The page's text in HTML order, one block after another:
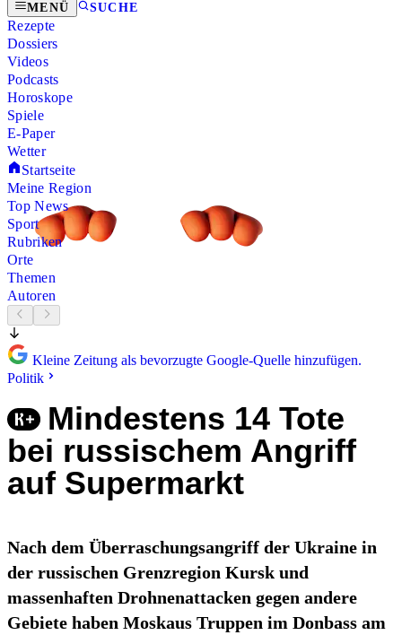
MENÜ SUCHE
Rezepte
Dossiers
Videos
Podcasts
Horoskope
Spiele
E-Paper
Wetter
Startseite
Meine Region
Top News
Sport
Rubriken
Orte
Themen
Autoren
Kleine Zeitung als bevorzugte Google-Quelle hinzufügen.
Politik
Mindestens 14 Tote
bei russischem Angriff
auf Supermarkt
Nach dem Überraschungsangriff der Ukraine in
der russischen Grenzregion Kursk und
massenhaften Drohnenattacken gegen andere
Gebiete haben Moskaus Truppen im Donbass am